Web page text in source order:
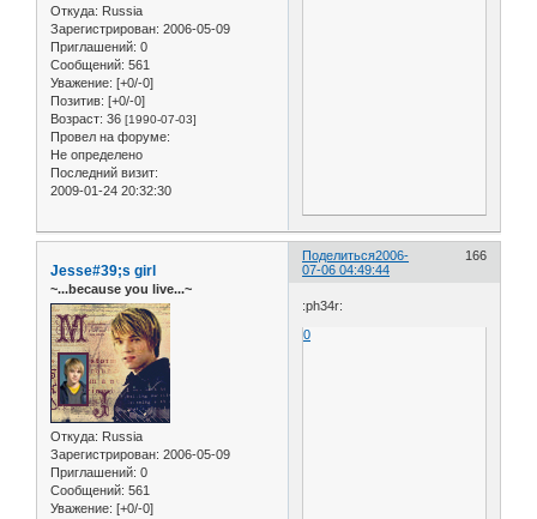
Откуда: Russia
Зарегистрирован: 2006-05-09
Приглашений: 0
Сообщений: 561
Уважение: [+0/-0]
Позитив: [+0/-0]
Возраст: 36 [1990-07-03]
Провел на форуме:
Не определено
Последний визит:
2009-01-24 20:32:30
Поделиться 166
2006-
07-06 04:49:44
Jesse#39;s girl
~...because you live...~
Откуда: Russia
Зарегистрирован: 2006-05-09
Приглашений: 0
Сообщений: 561
Уважение: [+0/-0]
:ph34r:
0